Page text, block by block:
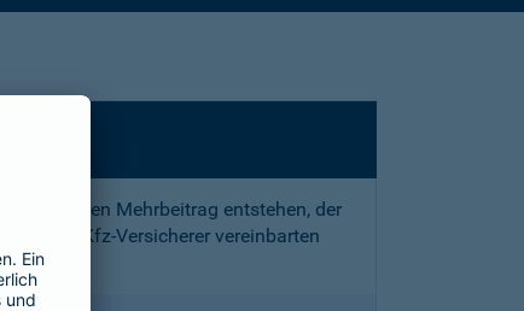
und den Mehrbeitrag entstehen, der
Ihrem Kfz-Versicherer vereinbarten